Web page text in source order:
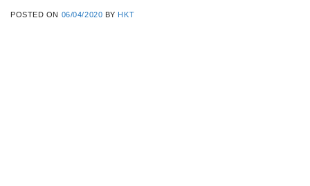
POSTED ON 06/04/2020 BY HKT